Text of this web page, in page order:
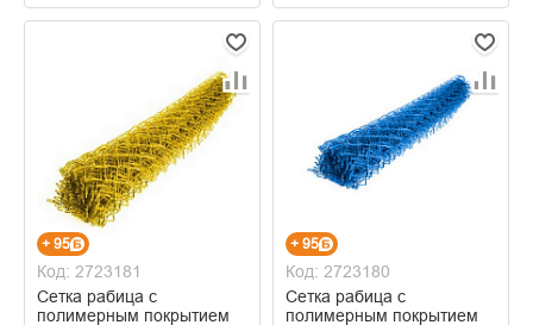
+ 95
Код: 2723181
Сетка рабица с
полимерным покрытием
+ 95
Код: 2723180
Сетка рабица с
полимерным покрытием